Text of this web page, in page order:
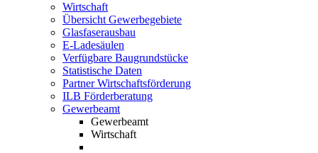
Wirtschaft
Übersicht Gewerbegebiete
Glasfaserausbau
E-Ladesäulen
Verfügbare Baugrundstücke
Statistische Daten
Partner Wirtschaftsförderung
ILB Förderberatung
Gewerbeamt
Gewerbeamt
Wirtschaft